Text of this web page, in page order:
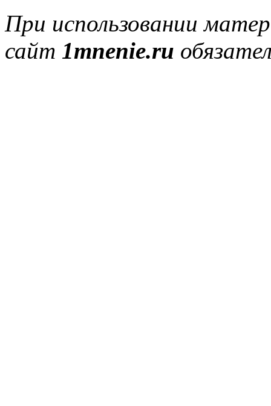
При использовании
сайт 1mnenie.ru